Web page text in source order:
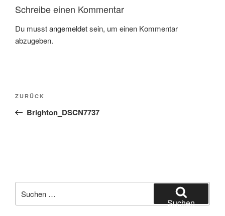
Schreibe einen Kommentar
Du musstangemeldetsein, um einen Kommentar
abzugeben.
Beitragsnavigation
Vorheriger
Beitrag
ZURÜCK
Brighton_DSCN7737
nach:
Suchen